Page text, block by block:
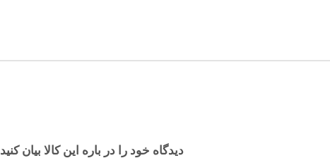
دیدگاه خود را در باره این کالا بیان کنید